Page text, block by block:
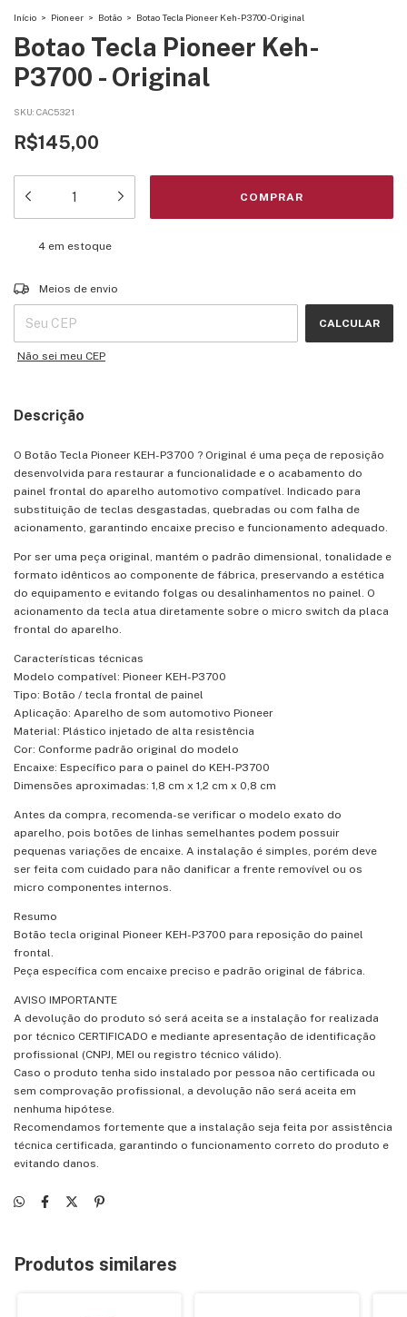
Início > Pioneer > Botão > Botao Tecla Pioneer Keh-P3700 - Original
Botao Tecla Pioneer Keh-
P3700 - Original
SKU: CAC5321
R$145,00
4em estoque
Entregas para o CEP:
Meios de envio
CALCULAR
Não sei meu CEP
Descrição
O Botão Tecla Pioneer KEH-P3700 ? Original é uma peça de reposição
desenvolvida para restaurar a funcionalidade e o acabamento do
painel frontal do aparelho automotivo compatível. Indicado para
substituição de teclas desgastadas, quebradas ou com falha de
acionamento, garantindo encaixe preciso e funcionamento adequado.
Por ser uma peça original, mantém o padrão dimensional, tonalidade e
formato idênticos ao componente de fábrica, preservando a estética
do equipamento e evitando folgas ou desalinhamentos no painel. O
acionamento da tecla atua diretamente sobre o micro switch da placa
frontal do aparelho.
Características técnicas
Modelo compatível: Pioneer KEH-P3700
Tipo: Botão / tecla frontal de painel
Aplicação: Aparelho de som automotivo Pioneer
Material: Plástico injetado de alta resistência
Cor: Conforme padrão original do modelo
Encaixe: Específico para o painel do KEH-P3700
Dimensões aproximadas: 1,8 cm x 1,2 cm x 0,8 cm
Antes da compra, recomenda-se verificar o modelo exato do
aparelho, pois botões de linhas semelhantes podem possuir
pequenas variações de encaixe. A instalação é simples, porém deve
ser feita com cuidado para não danificar a frente removível ou os
micro componentes internos.
Resumo
Botão tecla original Pioneer KEH-P3700 para reposição do painel
frontal.
Peça específica com encaixe preciso e padrão original de fábrica.
AVISO IMPORTANTE
A devolução do produto só será aceita se a instalação for realizada
por técnico CERTIFICADO e mediante apresentação de identificação
profissional (CNPJ, MEI ou registro técnico válido).
Caso o produto tenha sido instalado por pessoa não certificada ou
sem comprovação profissional, a devolução não será aceita em
nenhuma hipótese.
Recomendamos fortemente que a instalação seja feita por assistência
técnica certificada, garantindo o funcionamento correto do produto e
evitando danos.
Produtos similares